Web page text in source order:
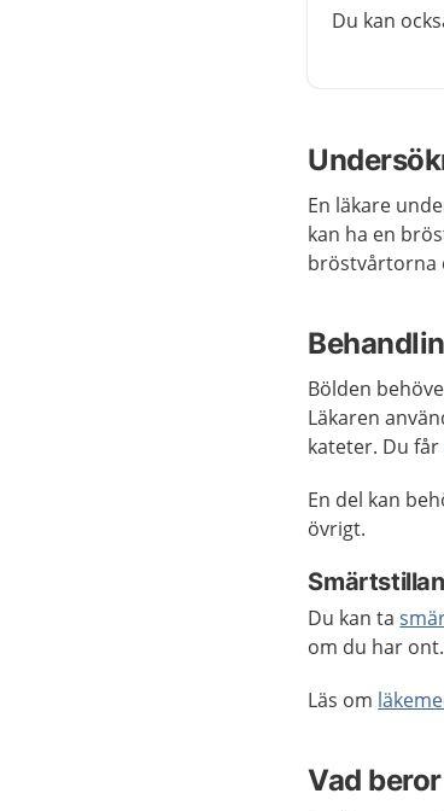
Du kan
En läkare
kan ha en
bröstvårtorna
Bölden
Läkaren
kateter. Du får
En del kan
övrigt.
Du kan ta
om du har ont.
Läs om
Vad